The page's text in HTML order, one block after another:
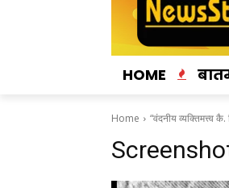
HOME
Home “वंदनीय व्यक्तिमत्त्व